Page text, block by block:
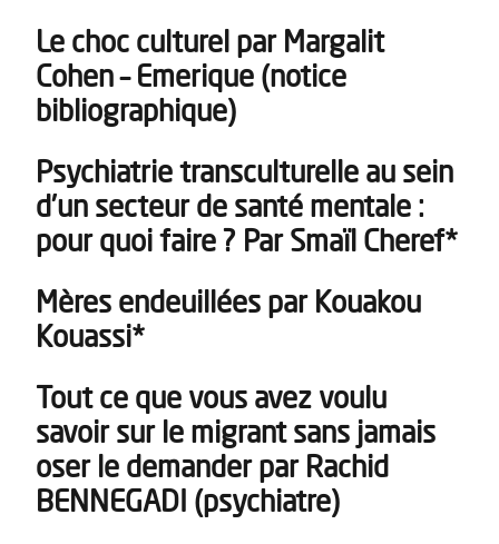
Le choc culturel par Margalit
Cohen – Emerique (notice
bibliographique)
Psychiatrie transculturelle au sein
d’un secteur de santé mentale :
pour quoi faire ? Par Smaïl Cheref*
Mères endeuillées par Kouakou
Kouassi*
Tout ce que vous avez voulu
savoir sur le migrant sans jamais
oser le demander par Rachid
BENNEGADI (psychiatre)